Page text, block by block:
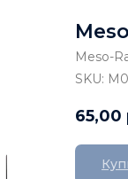
Meso-
SKU:
65,00